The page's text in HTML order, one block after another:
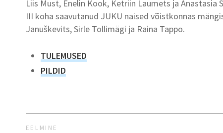
Liis Must, Enelin Kook, Ketriin Laumets ja Anastasia
III koha saavutanud JUKU naised võistkonnas
Januškevits, Sirle Tollimägi ja Raina Tappo.
TULEMUSED
PILDID
EELMINE